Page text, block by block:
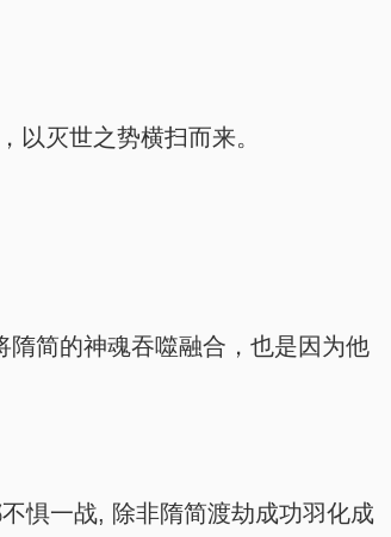
灭世之势横扫而来。
简的神魂吞噬融合，也是因为他
惧一战, 除非隋简渡劫成功羽化成